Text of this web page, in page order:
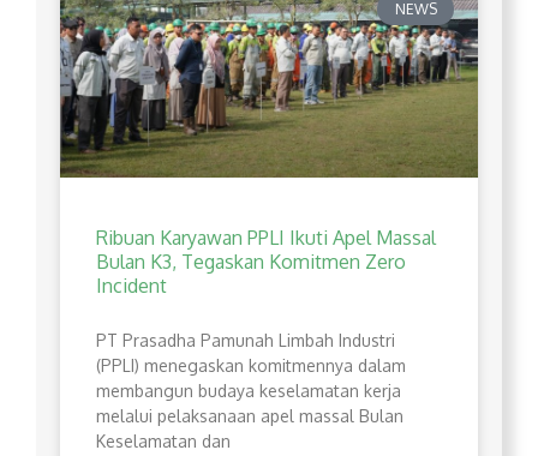
NEWS
Ribuan Karyawan PPLI Ikuti Apel Massal
Bulan K3, Tegaskan Komitmen Zero
Incident
PT Prasadha Pamunah Limbah Industri
(PPLI) menegaskan komitmennya dalam
membangun budaya keselamatan kerja
melalui pelaksanaan apel massal Bulan
Keselamatan dan